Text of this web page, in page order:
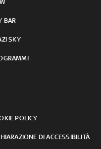
BAR
SKY
POLICY
DI ACCESSIBILITÀ